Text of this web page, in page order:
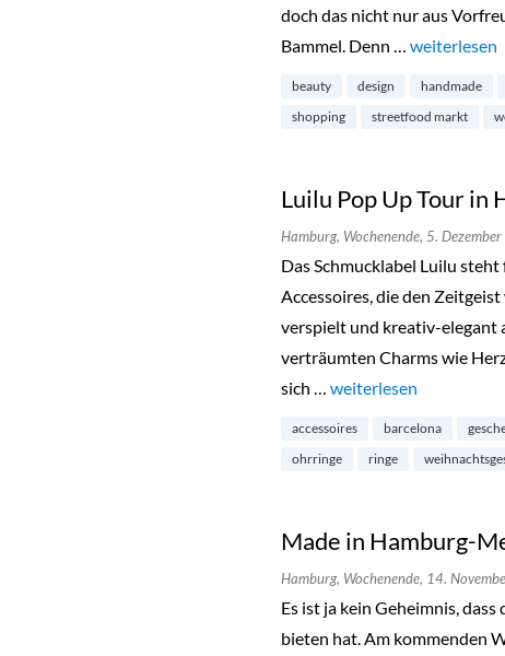
doch das nicht nur aus
Bammel. Denn … „Holy Shit
weiterlesen
beauty design handmade
shopping
streetfood markt
Luilu Pop Up Tour in
Hamburg, Wochenende, 5.
Das Schmucklabel Luilu
Accessoires, die den
verspielt und kreativ-elegant
verträumten Charms wie
sich … „Luilu Pop Up Tour in
weiterlesen
accessoires barcelona
ohrringe
ringe
Made in Hamburg-
Hamburg, Wochenende, 14.
Es ist ja kein Geheimnis,
bieten hat. Am kommenden